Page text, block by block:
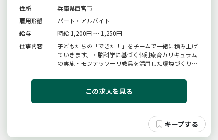
住所
兵庫県西宮市
雇用形態
パート・アルバイト
給与
時給 1,200円 ～ 1,250円
仕事内容
子どもたちの「できた！」をチームで一緒に積み上げ
ていきます。・脳科学に基づく個別療育カリキュラム
の実施・モンテッソーリ教具を活用した環境づくりと
と発達段階の観察・記録・太田ステージ等を活用した
発達アセスメントと個別支援計画の策定・保護者との
この求人を見る